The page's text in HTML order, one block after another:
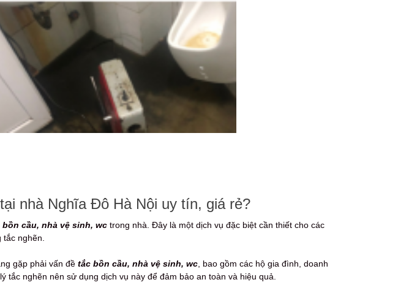
nhà Nghĩa Đô Hà Nội uy tín, giá rẻ?
bồn cầu, nhà vệ sinh, wc trong nhà. Đây là một dịch vụ đặc biệt cần thiết cho các
nghẽn.
gặp phải vấn đề tắc bồn cầu, nhà vệ sinh, wc , bao gồm các hộ gia đình, doanh
nghẽn nên sử dụng dịch vụ này để đảm bảo an toàn và hiệu quả.